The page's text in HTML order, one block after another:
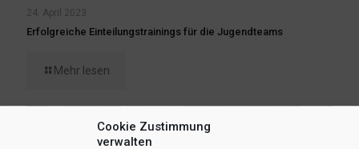
Cookie Zustimmung
verwalten
24. April 2023
Erfolgreiche Einteilungstrainings für die Jugendteams
Mehr lesen